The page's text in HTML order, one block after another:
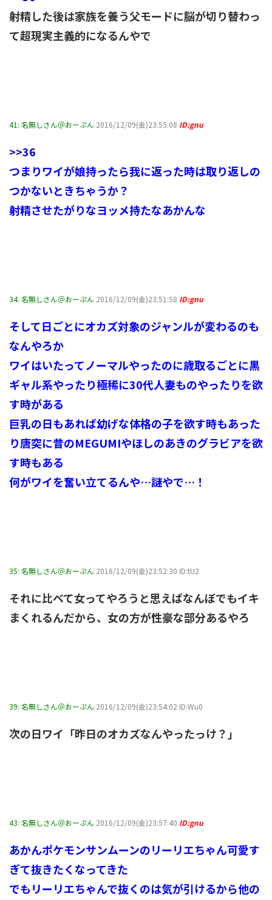
射精した後は家族を養う父モードに脳が切り替わっ
て超現実主義的になるんやで
41: 名無しさん＠おーぷん 2016/12/09(金)23:55:08 ID:gnu
>>36
つまりワイが娘持ったら我に返った時は取り返しの
つかないときちゃうか？
射精させたがりなヨッメ持たなあかんな
34: 名無しさん＠おーぷん 2016/12/09(金)23:51:58 ID:gnu
そして日ごとにオカズ対象のジャンルが変わるのも
なんやろか
ワイはいたってノーマルやったのに歳取るごとに黒
ギャル系やったり極稀に30代人妻ものやったりを欲
す時がある
巨乳の日もあれば幼げな体格の子を欲す時もあった
り唐突に昔のMEGUMIやほしのあきのグラビアを欲
す時もある
何がワイを奮い立てるんや…謎やで…！
35: 名無しさん＠おーぷん 2016/12/09(金)23:52:30 ID:tU2
それに比べて女ってやろうと思えばなんぼでもイキ
まくれるんだから、女の方が性豪な部分あるやろ
39: 名無しさん＠おーぷん 2016/12/09(金)23:54:02 ID:Wu0
次の日ワイ「昨日のオカズなんやったっけ？」
43: 名無しさん＠おーぷん 2016/12/09(金)23:57:40 ID:gnu
あかんポケモンサンムーンのリーリエちゃん可愛す
ぎて抜きたくなってきた
でもリーリエちゃんで抜くのは気が引けるから他の